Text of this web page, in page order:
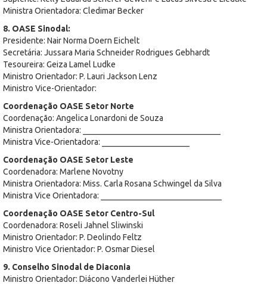
Ministra Orientadora: Cledimar Becker
8. OASE Sinodal:
Presidente: Nair Norma Doern Eichelt
Secretária: Jussara Maria Schneider Rodrigues Gebhardt
Tesoureira: Geiza Lamel Ludke
Ministro Orientador: P. Lauri Jackson Lenz
Ministro Vice-Orientador:
Coordenação OASE Setor Norte
Coordenação: Angelica Lonardoni de Souza
Ministra Orientadora: _________________________________
Ministra Vice-Orientadora: _____________________
Coordenação OASE Setor Leste
Coordenadora: Marlene Novotny
Ministra Orientadora: Miss. Carla Rosana Schwingel da Silva
Ministra Vice Orientadora: _____________________________
Coordenação OASE Setor Centro-Sul
Coordenadora: Roseli Jahnel Sliwinski
Ministro Orientador: P. Deolindo Feltz
Ministro Vice Orientador: P. Osmar Diesel
9. Conselho Sinodal de Diaconia
Ministro Orientador: Diácono Vanderlei Hüther